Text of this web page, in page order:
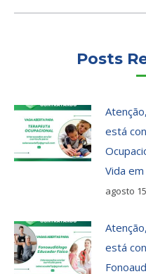
Posts
está
Vida
agosto
está